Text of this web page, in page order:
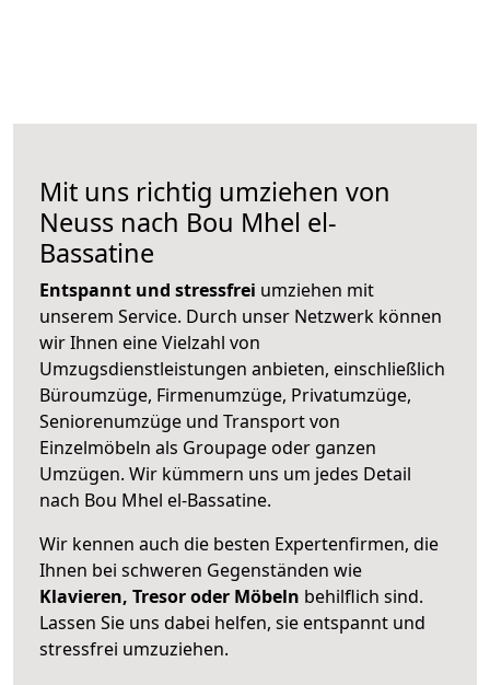
Mit uns richtig umziehen von
Neuss nach Bou Mhel el-
Bassatine
Entspannt und stressfrei umziehen mit
unserem Service. Durch unser Netzwerk können
wir Ihnen eine Vielzahl von
Umzugsdienstleistungen anbieten, einschließlich
Büroumzüge, Firmenumzüge, Privatumzüge,
Seniorenumzüge und Transport von
Einzelmöbeln als Groupage oder ganzen
Umzügen. Wir kümmern uns um jedes Detail
nach Bou Mhel el-Bassatine.
Wir kennen auch die besten Expertenfirmen, die
Ihnen bei schweren Gegenständen wie
Klavieren, Tresor oder Möbeln behilflich sind.
Lassen Sie uns dabei helfen, sie entspannt und
stressfrei umzuziehen.